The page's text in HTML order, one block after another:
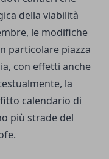
della viabilità
le modifiche
particolare piazza
con effetti anche
la
calendario di
più strade del